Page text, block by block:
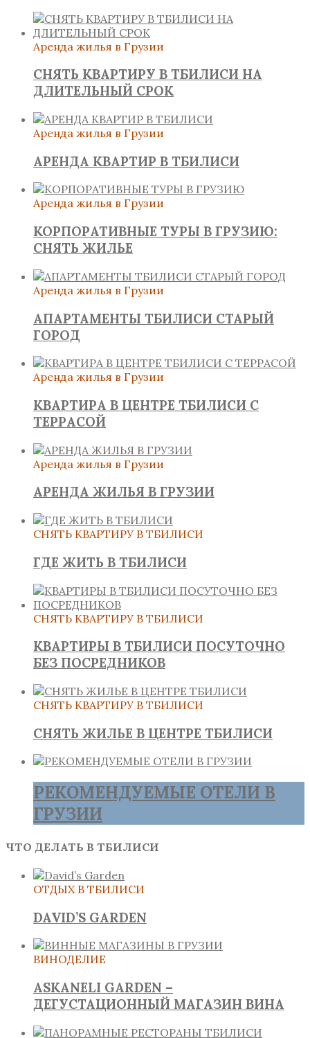
Аренда жилья в Грузии
СНЯТЬ КВАРТИРУ В ТБИЛИСИ НА
ДЛИТЕЛЬНЫЙ СРОК
Аренда жилья в Грузии
АРЕНДА КВАРТИР В ТБИЛИСИ
Аренда жилья в Грузии
КОРПОРАТИВНЫЕ ТУРЫ В ГРУЗИЮ:
СНЯТЬ ЖИЛЬЕ
Аренда жилья в Грузии
АПАРТАМЕНТЫ ТБИЛИСИ СТАРЫЙ
ГОРОД
Аренда жилья в Грузии
КВАРТИРА В ЦЕНТРЕ ТБИЛИСИ С
ТЕРРАСОЙ
Аренда жилья в Грузии
АРЕНДА ЖИЛЬЯ В ГРУЗИИ
СНЯТЬ КВАРТИРУ В ТБИЛИСИ
ГДЕ ЖИТЬ В ТБИЛИСИ
СНЯТЬ КВАРТИРУ В ТБИЛИСИ
КВАРТИРЫ В ТБИЛИСИ ПОСУТОЧНО
БЕЗ ПОСРЕДНИКОВ
СНЯТЬ КВАРТИРУ В ТБИЛИСИ
СНЯТЬ ЖИЛЬЕ В ЦЕНТРЕ ТБИЛИСИ
РЕКОМЕНДУЕМЫЕ ОТЕЛИ В
ГРУЗИИ
ЧТО ДЕЛАТЬ В ТБИЛИСИ
ОТДЫХ В ТБИЛИСИ
DAVID’S GARDEN
ВИНОДЕЛИЕ
ASKANELI GARDEN –
ДЕГУСТАЦИОННЫЙ МАГАЗИН ВИНА